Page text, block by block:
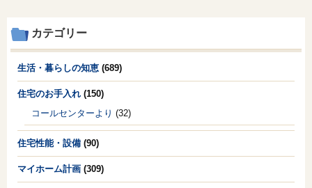
カテゴリー
生活・暮らしの知恵 (689)
住宅のお手入れ (150)
コールセンターより (32)
住宅性能・設備 (90)
マイホーム計画 (309)